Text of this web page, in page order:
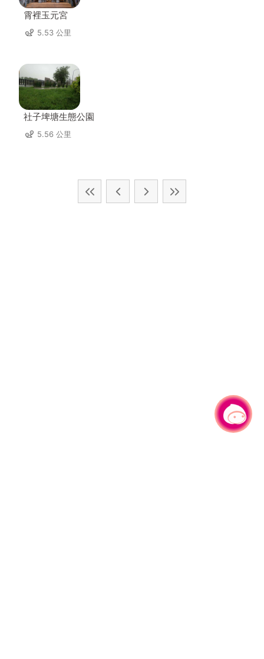
霄裡玉元宮
5.53 公里
社子埤塘生態公園
5.56 公里